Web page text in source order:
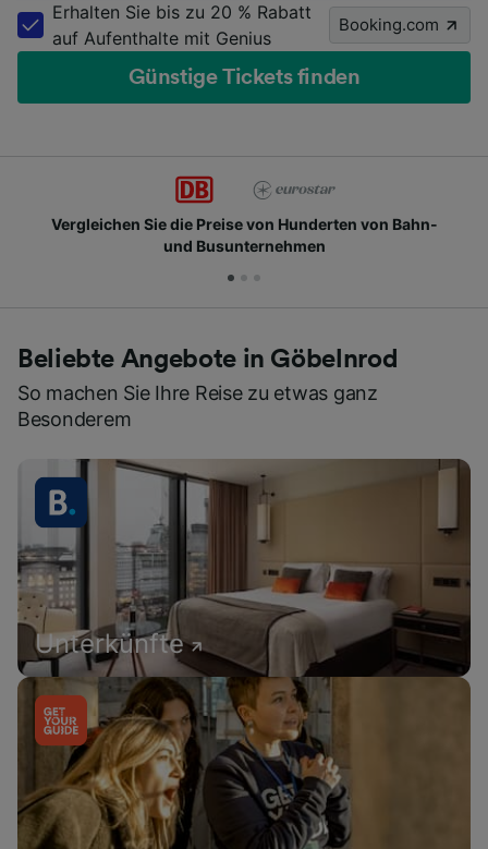
Erhalten Sie bis zu 20 % Rabatt
auf Aufenthalte mit Genius
Booking.com
Günstige Tickets finden
Vergleichen Sie die Preise von Hunderten von Bahn-
und Busunternehmen
Beliebte Angebote in Göbelnrod
So machen Sie Ihre Reise zu etwas ganz
Besonderem
Unterkünfte